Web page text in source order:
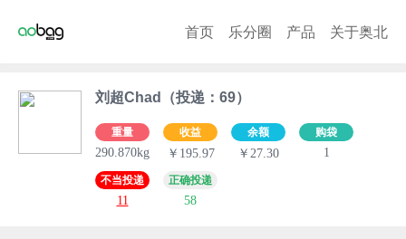
首页 乐分圈 产品 关于奥北
刘超Chad（投递：69）
重量
290.870kg
收益
￥195.97
余额
￥27.30
购袋
1
不当投递
11
正确投递
58